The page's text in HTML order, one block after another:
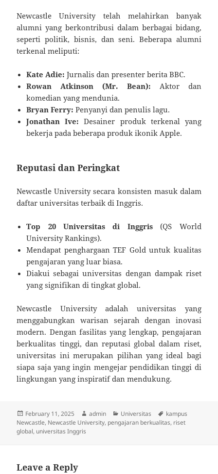
Newcastle University telah melahirkan banyak
alumni yang berkontribusi dalam berbagai bidang,
seperti politik, bisnis, dan seni. Beberapa alumni
terkenal meliputi:
Kate Adie: Jurnalis dan presenter berita BBC.
Rowan Atkinson (Mr. Bean): Aktor dan
komedian yang mendunia.
Bryan Ferry: Penyanyi dan penulis lagu.
Jonathan Ive: Desainer produk terkenal yang
bekerja pada beberapa produk ikonik Apple.
Reputasi dan Peringkat
Newcastle University secara konsisten masuk dalam
daftar universitas terbaik di Inggris.
Top 20 Universitas di Inggris(QS World
University Rankings).
Mendapat penghargaan TEF Gold untuk kualitas
pengajaran yang luar biasa.
Diakui sebagai universitas dengan dampak riset
yang signifikan di tingkat global.
Newcastle University adalah universitas yang
menggabungkan warisan sejarah dengan inovasi
modern. Dengan fasilitas yang lengkap, pengajaran
berkualitas tinggi, dan reputasi global dalam riset,
universitas ini merupakan pilihan yang ideal bagi
siapa saja yang ingin mengejar pendidikan tinggi di
lingkungan yang inspiratif dan mendukung.
Posted
on
February 11, 2025 Author
admin Categories
Universitas Tags
kampus
Newcastle, Newcastle University, pengajaran berkualitas, riset
global, universitas Inggris
Leave a Reply